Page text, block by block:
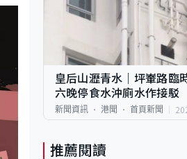
皇后山瀝青水｜坪輋路
六晚停食水沖廁水作接
新聞資訊 港聞 首頁新聞
推薦閱讀